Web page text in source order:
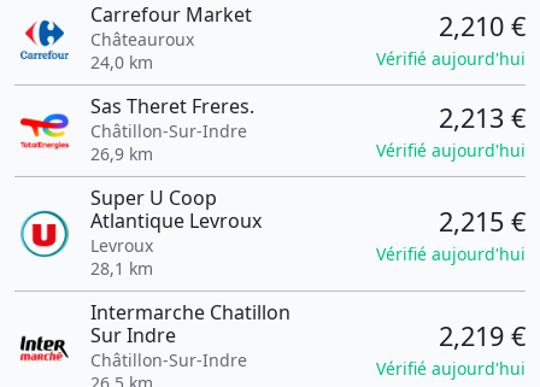
Carrefour Market
Châteauroux
24,0 km
2,210 €
Vérifié aujourd'hui
Sas Theret Freres.
Châtillon-Sur-Indre
26,9 km
2,213 €
Vérifié aujourd'hui
Super U Coop
Atlantique Levroux
Levroux
28,1 km
2,215 €
Vérifié aujourd'hui
Intermarche Chatillon
Sur Indre
Châtillon-Sur-Indre
2,219 €
Vérifié aujourd'hui